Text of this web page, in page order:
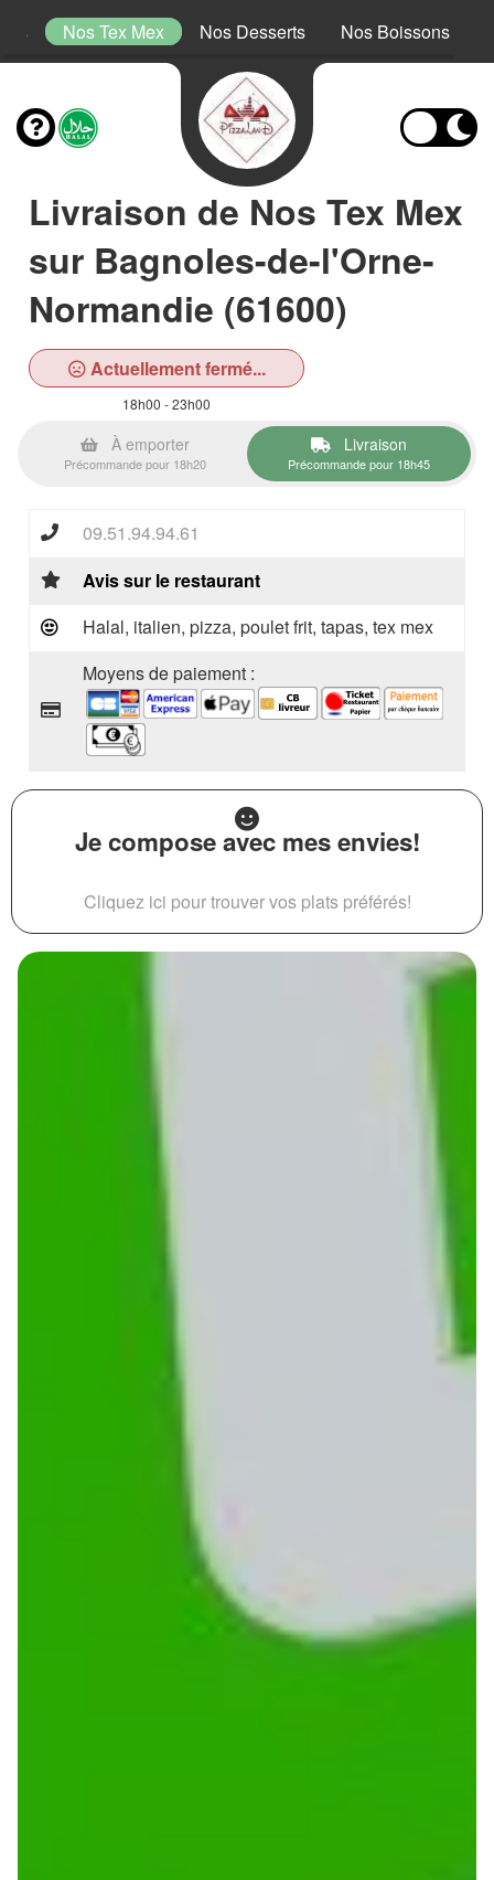
Nos Tex Mex Nos Desserts Nos Boissons
Livraison de Nos Tex Mex
sur Bagnoles-de-l'Orne-
Normandie (61600)
Actuellement fermé...
18h00 - 23h00
À emporter
Précommande pour 18h20
Livraison
Précommande pour 18h45
09.51.94.94.61
Avis sur le restaurant
Halal, italien, pizza, poulet frit, tapas, tex mex
Moyens de paiement :
Je compose avec mes envies!
Cliquez ici pour trouver vos plats préférés!